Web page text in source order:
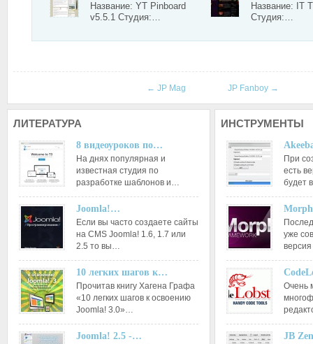
Название: YT Pinboard
v5.5.1 Студия:…
Название: IT
Студия:…
← JP Mag JP Fanboy →
ЛИТЕРАТУРА
8 видеоуроков по…
На днях популярная и
известная студия по
разработке шаблонов и…
Joomla!…
Если вы часто создаете сайты
на CMS Joomla! 1.6, 1.7 или
2.5 то вы…
10 легких шагов к…
Прочитав книгу Хагена Графа
«10 легких шагов к освоению
Joomla! 3.0»…
Joomla! 2.5 -…
ИНСТРУМЕНТЫ
При
есть
будет
уже
Очень
JB